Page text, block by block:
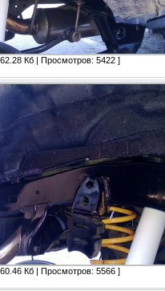
Кб | Просмотров: 5422 ]
Кб | Просмотров: 5566 ]